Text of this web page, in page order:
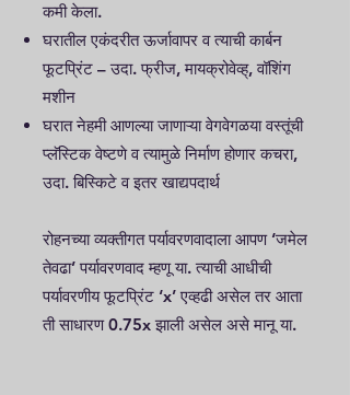
कमी केला.
घरातील एकंदरीत ऊर्जावापर व त्याची कार्बन
फूटप्रिंट – उदा. फ्रीज, मायक्रोवेव्ह्, वॉशिंग
मशीन
घरात नेहमी आणल्या जाणाऱ्या वेगवेगळया वस्तूंची
प्लॅस्टिक वेष्टणे व त्यामुळे निर्माण होणार कचरा,
उदा. बिस्किटे व इतर खाद्यपदार्थ
रोहनच्या व्यक्तीगत पर्यावरणवादाला आपण ‘जमेल
तेवढा’ पर्यावरणवाद म्हणू या. त्याची आधीची
पर्यावरणीय फूटप्रिंट ‘x’ एव्हढी असेल तर आता
ती साधारण 0.75x झाली असेल असे मानू या.